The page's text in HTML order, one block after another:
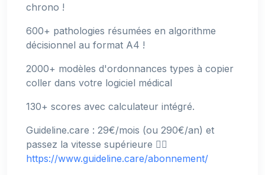
chrono !
600+ pathologies résumées en algorithme
décisionnel au format A4 !
2000+ modèles d'ordonnances types à copier
coller dans votre logiciel médical
130+ scores avec calculateur intégré.
Guideline.care : 29€/mois (ou 290€/an) et
passez la vitesse supérieure 👉🏻
https://www.guideline.care/abonnement/